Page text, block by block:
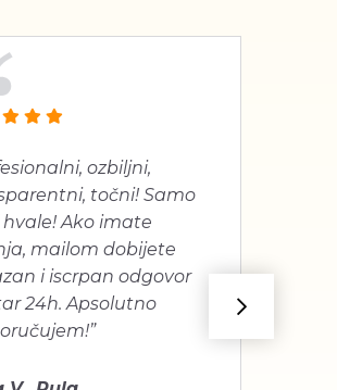
ozbiljni,
točni! Samo
hvale! Ako imate
mailom dobijete
i iscrpan odgovor
24h. Apsolutno